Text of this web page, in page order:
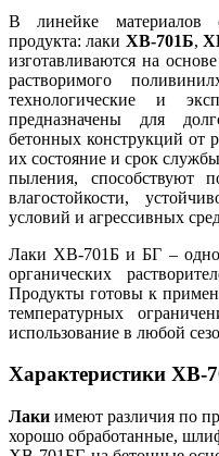
В линейке
продукта: лаки ХВ-701Б,
изготавливаются на
растворимого
технологические и
предназначены для
бетонных конструкций от
их состояние и срок
пыления, способствуют
влагостойкости,
условий и агрессивных
Лаки ХВ-701Б и БГ –
органических
Продукты готовы к
температурных
использование в любой
Характеристики ХВ-
Лаки имеют различия по
хорошо обработанные,